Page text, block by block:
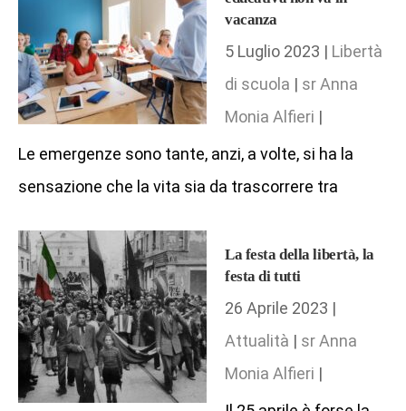
vacanza
5 Luglio 2023 | Libertà
di scuola | sr Anna
Monia Alfieri |
Le emergenze sono tante, anzi, a volte, si ha la
sensazione che la vita sia da trascorrere tra
La festa della libertà, la
festa di tutti
26 Aprile 2023 |
Attualità | sr Anna
Monia Alfieri |